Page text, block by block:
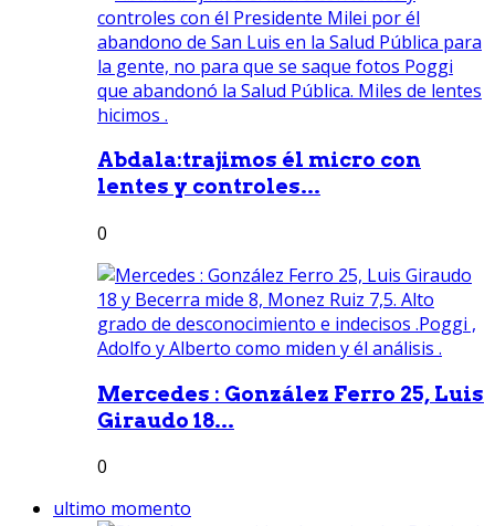
Abdala:trajimos él micro con
lentes y controles...
0
Mercedes : González Ferro 25, Luis
Giraudo 18...
0
ultimo momento